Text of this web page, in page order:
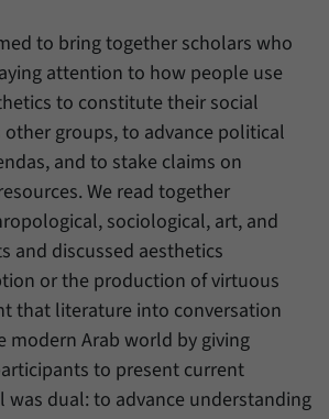
to bring together scholars who
attention to how people use
to constitute their social
groups, to advance political
and to stake claims on
We read together
sociological, art, and
and discussed aesthetics
or the production of virtuous
that literature into conversation
modern Arab world by giving
to present current
was dual: to advance understanding